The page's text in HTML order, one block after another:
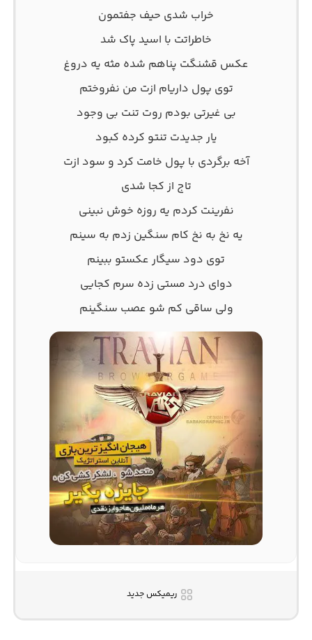
خراب شدی حیف جفتمون
خاطراتت با اسید پاک شد
عکس قشنگت پناهم شده مثه یه دروغ
توی پول داریام ازت من نفروختم
بی غیرتی بودم روت تنت بی وجود
یار جدیدت تنتو کرده کبود
آخه برگردی با پول خامت کرد و سود ازت
تاج از کجا شدی
نفرینت کردم یه روزه خوش نبینی
یه نخ به نخ کام سنگین زدم به سینم
توی دود سیگار عکستو ببینم
دوای درد مستی زده سرم کجایی
ولی ساقی کم شو عصب سنگینم
ریمیکس جدید